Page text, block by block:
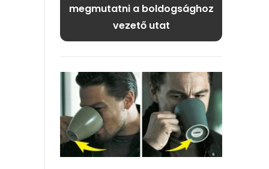
megmutatni a boldogsághoz
vezető utat